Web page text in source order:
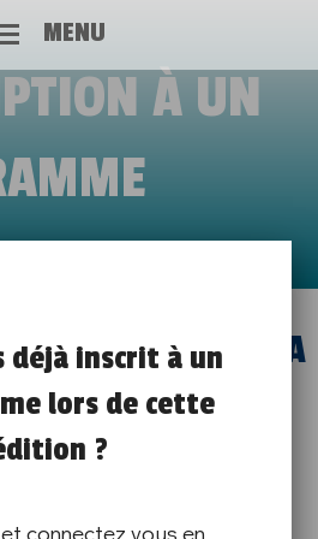
MENU
À UN
ET VISITE DE L’UFA
CHAUNY
à 15h30
déjà inscrit à un
lors de cette
?
et connectez vous en